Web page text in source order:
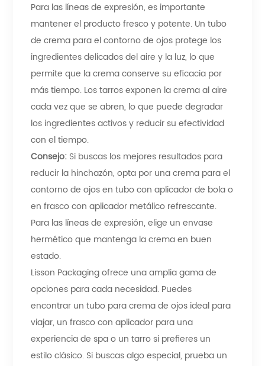
Para las líneas de expresión, es importante
mantener el producto fresco y potente. Un tubo
de crema para el contorno de ojos protege los
ingredientes delicados del aire y la luz, lo que
permite que la crema conserve su eficacia por
más tiempo. Los tarros exponen la crema al aire
cada vez que se abren, lo que puede degradar
los ingredientes activos y reducir su efectividad
con el tiempo.
Consejo: Si buscas los mejores resultados para
reducir la hinchazón, opta por una crema para el
contorno de ojos en tubo con aplicador de bola o
en frasco con aplicador metálico refrescante.
Para las líneas de expresión, elige un envase
hermético que mantenga la crema en buen
estado.
Lisson Packaging ofrece una amplia gama de
opciones para cada necesidad. Puedes
encontrar un tubo para crema de ojos ideal para
viajar, un frasco con aplicador para una
experiencia de spa o un tarro si prefieres un
estilo clásico. Si buscas algo especial, prueba un